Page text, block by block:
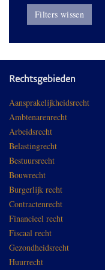
Filters wissen
Rechtsgebieden
Aansprakelijkheidsrecht
Ambtenarenrecht
Arbeidsrecht
Belastingrecht
Bestuursrecht
Bouwrecht
Burgerlijk recht
Contractenrecht
Financieel recht
Fiscaal recht
Gezondheidsrecht
Huurrecht